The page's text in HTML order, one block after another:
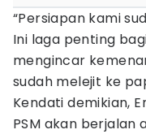
“Persiapan kami
Ini laga penting
mengincar
sudah melejit ke
Kendati demikian,
PSM akan berjalan